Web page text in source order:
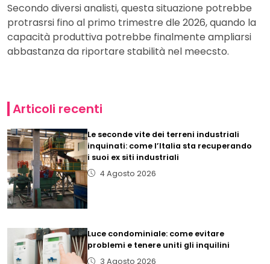
Secondo diversi analisti, questa situazione potrebbe
protrasrsi fino al primo trimestre dle 2026, quando la
capacità produttiva potrebbe finalmente ampliarsi
abbastanza da riportare stabilità nel meecsto.
Articoli recenti
Le seconde vite dei terreni industriali
inquinati: come l’Italia sta recuperando
i suoi ex siti industriali
4 Agosto 2026
Luce condominiale: come evitare
problemi e tenere uniti gli inquilini
3 Agosto 2026